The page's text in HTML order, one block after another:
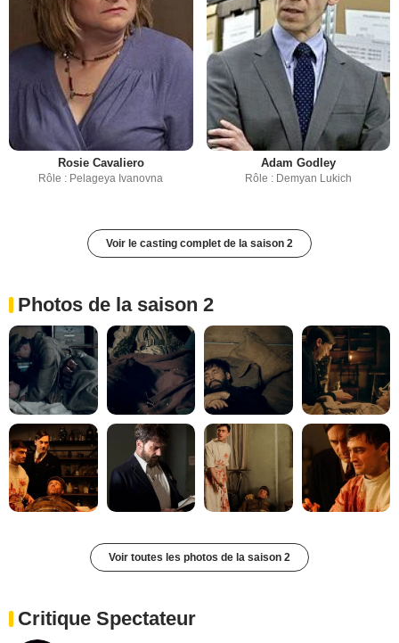
Rosie Cavaliero
Rôle : Pelageya Ivanovna
Adam Godley
Rôle : Demyan Lukich
Voir le casting complet de la saison 2
Photos de la saison 2
Voir toutes les photos de la saison 2
Critique Spectateur